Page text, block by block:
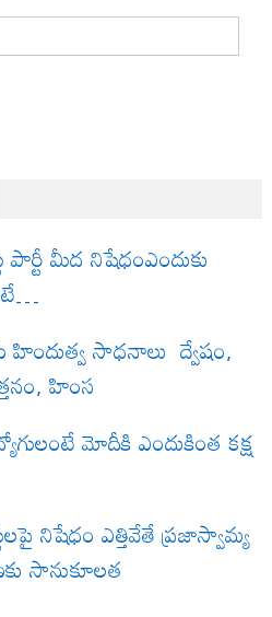
మీద నిషేధంఎందుకు
సాధనాలు ద్వేషం,
హింస
మోదీకి ఎందుకింత కక్ష
నిషేధం ఎత్తివేతే ప్రజాస్వామ్య
సానుకూలత